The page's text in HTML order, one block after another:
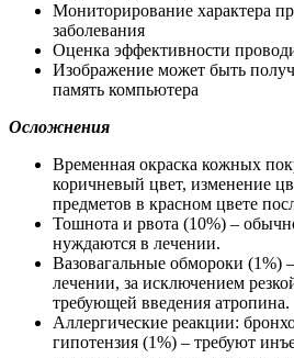
Мониторирование характера
заболевания
Оценка эффективности
Изображение может быть
память компьютера
Осложнения
Временная окраска кожных
коричневый цвет, изменение
предметов в красном цвете
Тошнота и рвота (10%) –
нуждаются в лечении.
Вазовагальные обмороки (1%)
лечении, за исключением
требующей введения атропина.
Аллергические реакции:
гипотензия (1%) – требуют